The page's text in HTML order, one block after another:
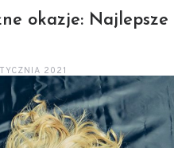
okazje: Najlepsze
2021